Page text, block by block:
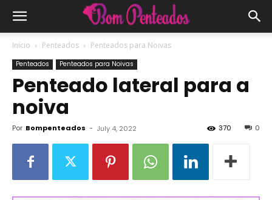
Início Penteados Penteados para Noivas
Penteados Penteados para Noivas
Penteado lateral para a
noiva
Por Bompenteados - July 4, 2022 0
370